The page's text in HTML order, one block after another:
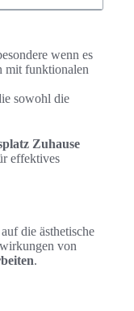
wenn es
mit funktionalen
sowohl die
Zuhause
effektives
die ästhetische
von
.